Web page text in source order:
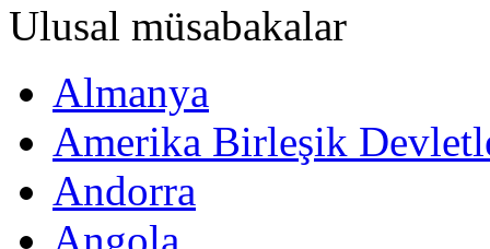
Ulusal müsabakalar
Almanya
Amerika Birleşik
Andorra
Angola